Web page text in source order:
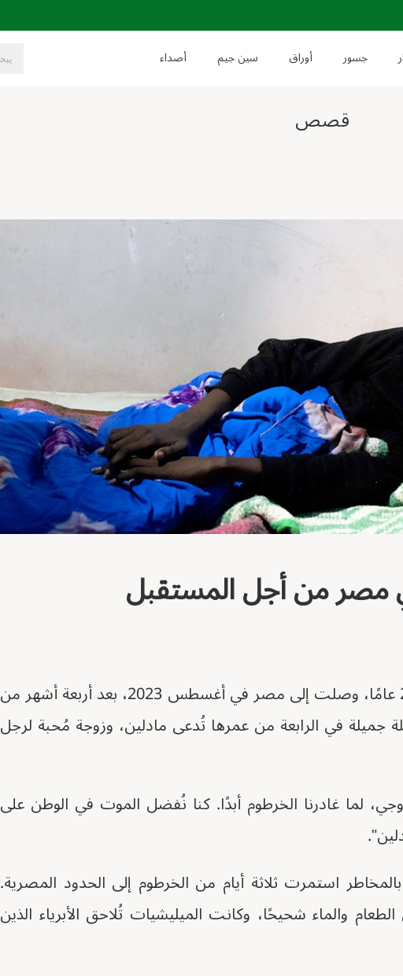
جسور أوراق سين جيم أصداء
قصص
مصر من أجل المستقبل
تيسير، امرأة سودانية تبلغ من العمر 25 عامًا، وصلت إلى مصر في أغسطس 2023، بعد أربعة أشهر من
جميلة في الرابعة من عمرها تُدعى مادلين، وزوجة مُحبة لرجل
لما غادرنا الخرطوم أبدًا. كنا نُفضل الموت في الوطن على
استمرت ثلاثة أيام من الخرطوم إلى الحدود المصرية.
والماء شحيحًا، وكانت الميليشيات تُلاحق الأبرياء الذين